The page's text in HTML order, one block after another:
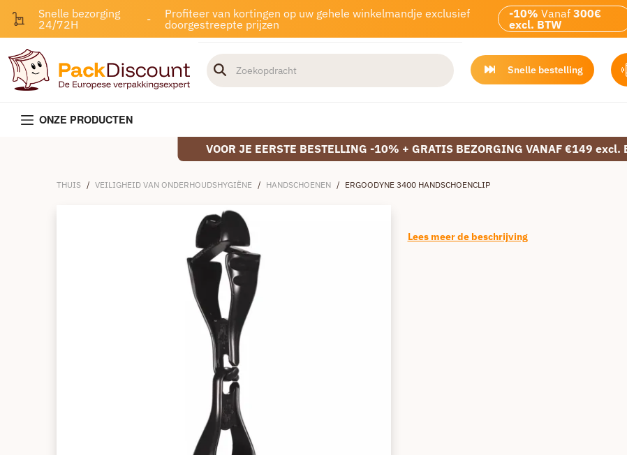
Snelle bezorging
24/72H
-
Profiteer van kortingen op uw gehele winkelmandje exclusief
doorgestreepte prijzen
-10% Vanaf 300€
excl. BTW
Snelle bestelling
ONZE PRODUCTEN
VOOR JE EERSTE BESTELLING -10% + GRATIS BEZORGING VANAF €149 excl.
THUIS / VEILIGHEID VAN ONDERHOUDSHYGIËNE / HANDSCHOENEN / ERGOODYNE 3400 HANDSCHOENCLIP
Lees meer de beschrijving